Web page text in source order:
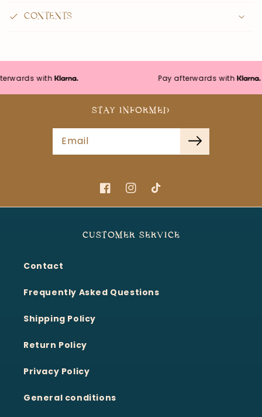
CONTENTS
with Pay afterwards with
STAY INFORMED
Email
FacebookInstagram
TikTok
CUSTOMER SERVICE
Contact
Frequently Asked Questions
Shipping Policy
Return Policy
Privacy Policy
General conditions